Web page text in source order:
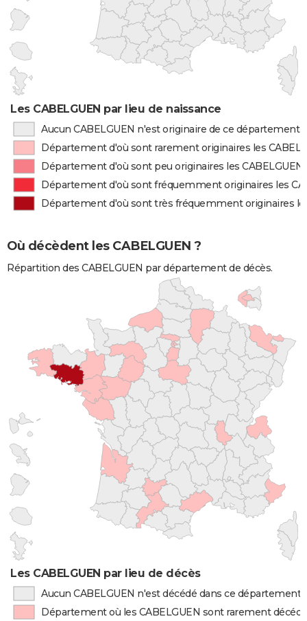
Les CABELGUEN par lieu de naissance
Aucun CABELGUEN n'est originaire de ce département
Département d'où sont rarement originaires les
Département d'où sont peu originaires les CABELGUEN
Département d'où sont fréquemment originaires les
Département d'où sont très fréquemment originaires
Où décèdent les CABELGUEN ?
Répartition des CABELGUEN par département de décès.
Les CABELGUEN par lieu de décès
Aucun CABELGUEN n'est décédé dans ce département
Département où les CABELGUEN sont rarement